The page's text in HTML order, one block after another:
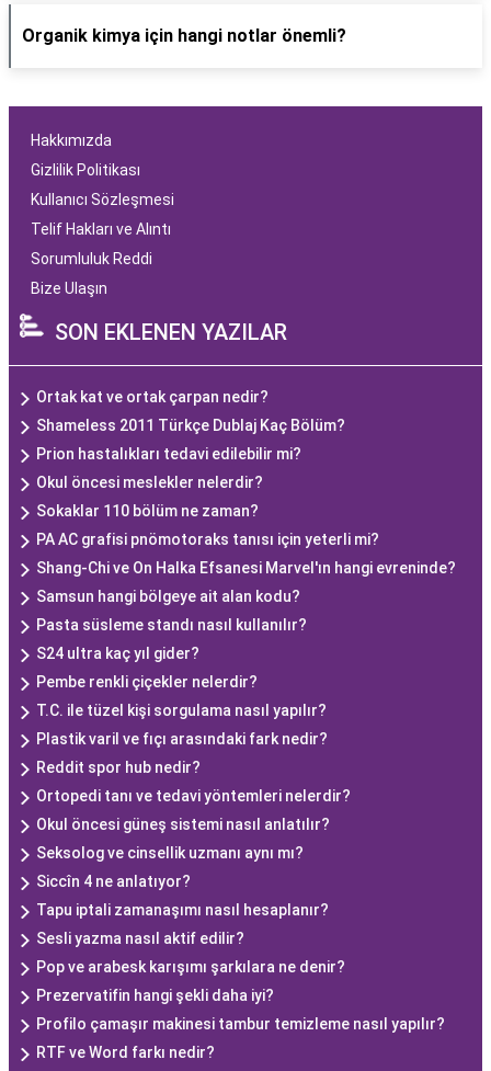
Organik kimya için hangi notlar önemli?
Hakkımızda
Gizlilik Politikası
Kullanıcı Sözleşmesi
Telif Hakları ve Alıntı
Sorumluluk Reddi
Bize Ulaşın
SON EKLENEN YAZILAR
Ortak kat ve ortak çarpan nedir?
Shameless 2011 Türkçe Dublaj Kaç Bölüm?
Prion hastalıkları tedavi edilebilir mi?
Okul öncesi meslekler nelerdir?
Sokaklar 110 bölüm ne zaman?
PA AC grafisi pnömotoraks tanısı için yeterli mi?
Shang-Chi ve On Halka Efsanesi Marvel'ın hangi evreninde?
Samsun hangi bölgeye ait alan kodu?
Pasta süsleme standı nasıl kullanılır?
S24 ultra kaç yıl gider?
Pembe renkli çiçekler nelerdir?
T.C. ile tüzel kişi sorgulama nasıl yapılır?
Plastik varil ve fıçı arasındaki fark nedir?
Reddit spor hub nedir?
Ortopedi tanı ve tedavi yöntemleri nelerdir?
Okul öncesi güneş sistemi nasıl anlatılır?
Seksolog ve cinsellik uzmanı aynı mı?
Siccîn 4 ne anlatıyor?
Tapu iptali zamanaşımı nasıl hesaplanır?
Sesli yazma nasıl aktif edilir?
Pop ve arabesk karışımı şarkılara ne denir?
Prezervatifin hangi şekli daha iyi?
Profilo çamaşır makinesi tambur temizleme nasıl yapılır?
RTF ve Word farkı nedir?